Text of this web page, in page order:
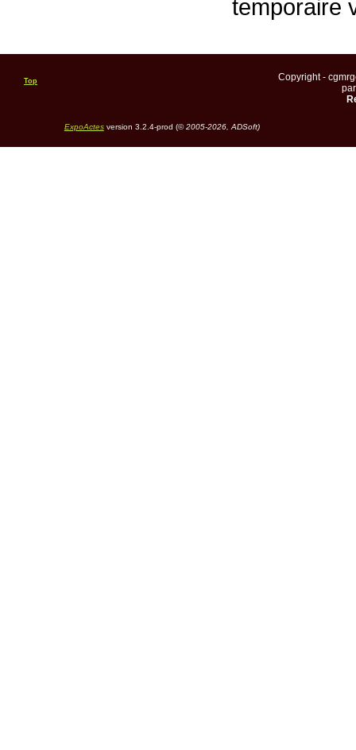
temporaire
Top
Copyright -
ExpoActesversion 3.2.4-prod (©2005-2026, ADSoft)